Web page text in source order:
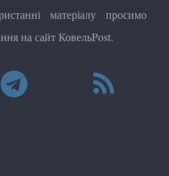
матеріалу просимо
на сайт КовельPost.